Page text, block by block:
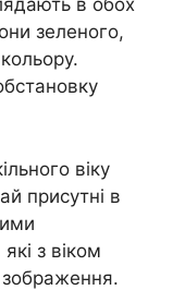
в обох
зеленого,
віку
присутні в
з віком